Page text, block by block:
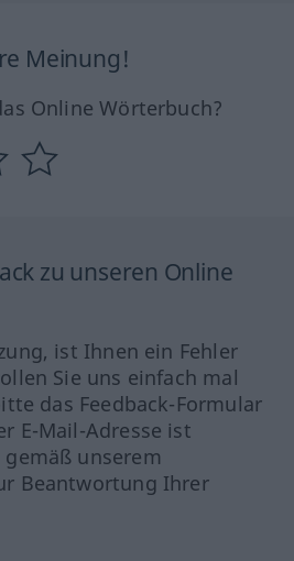
Meinung!
Online Wörterbuch?
zu unseren Online
ist Ihnen ein Fehler
Sie uns einfach mal
das Feedback-Formular
E-Mail-Adresse ist
unserem
Beantwortung Ihrer